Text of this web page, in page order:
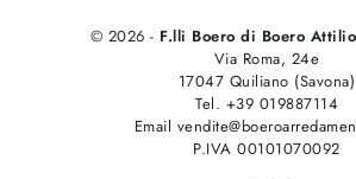
© 2026 - F.lli Boero di Boero
Via Roma, 24e
17047 Quiliano (Savona)
Tel. +39 019887114
Email
P.IVA 00101070092